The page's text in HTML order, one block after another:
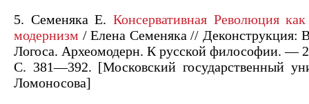
5. Семеняка Е. Консервативная Революция
модернизм / Елена Семеняка // Деконструкция:
Логоса. Археомодерн. К русской философии.
С. 381—392. [Московский государственный
Ломоносова]